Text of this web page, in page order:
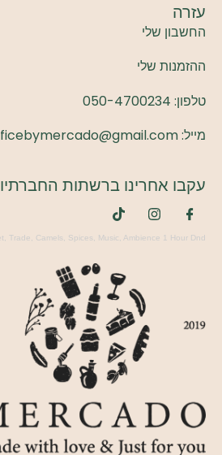
עזרה
החשבון שלי
ההזמנות שלי
טלפון: 050-4700234
מייל: Officebymercado@gmail.com
עקבו אחרינו ברשתות
Trade, Camels, Spices, Music, Ambience 1 Hour Dnd